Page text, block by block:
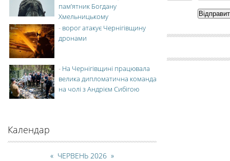
пам’ятник Богдану
Хмельницькому
- ворог атакує Чернігівщину
дронами
- На Чернігівщині працювала
велика дипломатична команда
на чолі з Андрієм Сибігою
Календар
« ЧЕРВЕНЬ 2026 »